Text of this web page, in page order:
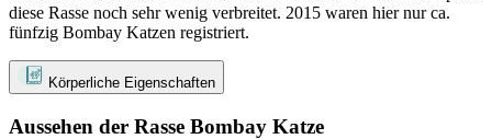
diese Rasse noch sehr wenig verbreitet. 2015 waren hier nur ca.
fünfzig Bombay Katzen registriert.
Körperliche Eigenschaften
Aussehen der Rasse Bombay Katze